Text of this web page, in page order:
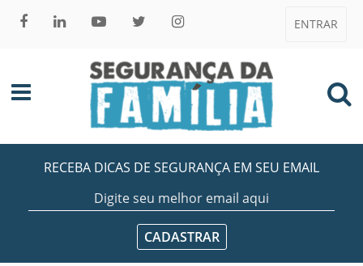
ENTRAR
RECEBA DICAS DE SEGURANÇA EM SEU EMAIL